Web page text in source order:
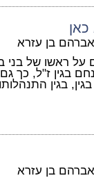
בן עזרא
ראשו של בני
בגין ז"ל, כך גם
בגין, בגין
בן עזרא